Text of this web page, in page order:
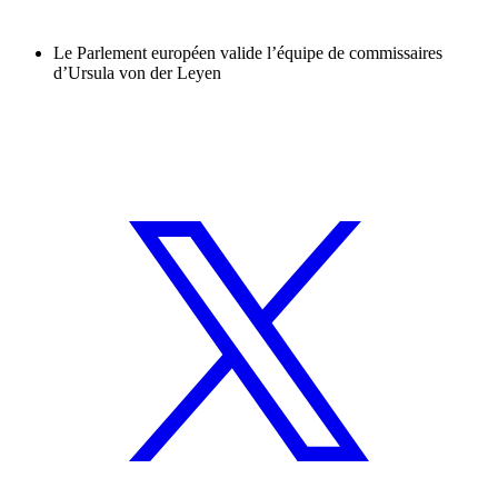
Le Parlement européen valide l’équipe de commissaires
d’Ursula von der Leyen